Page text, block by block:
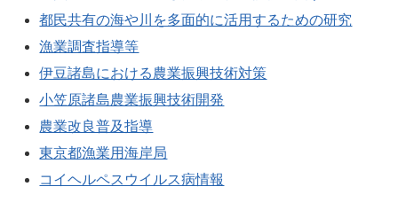
都民共有の海や川を多面的に活用するための研究
漁業調査指導等
伊豆諸島における農業振興技術対策
小笠原諸島農業振興技術開発
農業改良普及指導
東京都漁業用海岸局
コイヘルペスウイルス病情報